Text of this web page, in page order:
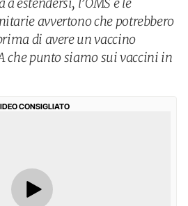
avvertono che potrebbero
di avere un vaccino
che punto siamo sui vaccini in
CONSIGLIATO